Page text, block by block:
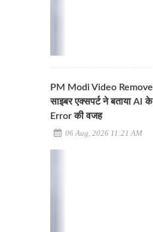
PM Modi Video
साइबर एक्सपर्ट ने बताया AI
Error की वजह
06 Aug, 2026 11:21 AM